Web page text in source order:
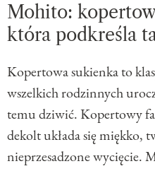
Mohito:
która podkreśla
Kopertowa sukienka to
wszelkich rodzinnych
temu dziwić. Kopertowy
dekolt układa się miękko,
nieprzesadzone wycięcie.